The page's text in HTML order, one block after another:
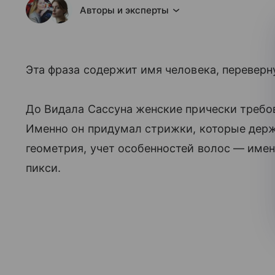
Авторы и эксперты
Эта фраза содержит имя человека,
До Видала Сассуна женские прически
Именно он придумал стрижки, которые
геометрия, учет особенностей волос —
пикси.